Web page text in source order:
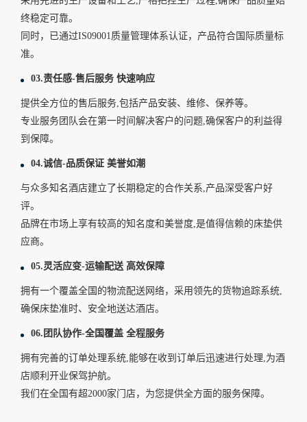
终稳定可靠。
同时，已通过IS09001质量管理体系认证，产品符合国际质量标
准。
03.责任感-售后服务 快速响应
提供全方位的售后服务,包括产品安装、维修、保养等。
专业服务团队会在第一时间解决客户的问题,确保客户的利益得
到保障。
04.诚信-品质保证 美誉如潮
与众多知名酒店建立了长期稳定的合作关系,产品深受客户好
评。
品牌在市场上享有较高的知名度和美誉度,是值得信赖的床垫供
应商。
05.灵活应变-运输配送 高效保障
拥有一个覆盖全国的物流配送网络，采用领先的货物追踪系统,
确保床垫准时、安全地送达酒店。
06.团队协作-全国覆盖 全程服务
拥有完善的订单处理系统,能够在收到订单后迅速进行处理,为酒
店顺利开业保驾护航。
我们在全国有超2000家门店，为您提供全方面的服务保障。